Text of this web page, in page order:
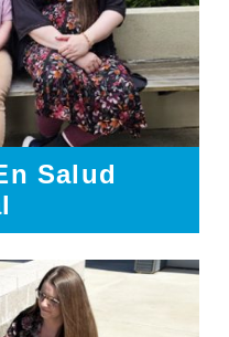
Salud